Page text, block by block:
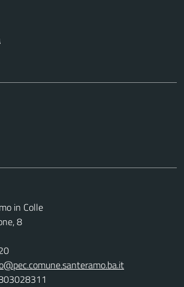
in Colle
8